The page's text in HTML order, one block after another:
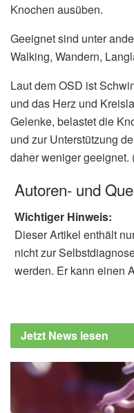
Knochen ausüben.
Geeignet sind unter
Walking, Wandern,
Laut dem OSD ist
und das Herz und
Gelenke, belastet die
und zur Unterstützung
daher weniger geeignet.
Autoren- und
Wichtiger Hinweis:
Dieser Artikel enthält
nicht zur
werden. Er kann einen
Jetzt News lesen